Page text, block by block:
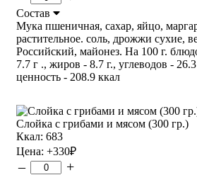
Состав
Мука пшеничная, сахар, яйцо,
растительное. соль, дрожжи сухие,
Российский, майонез. На 100 г.
7.7 г ., жиров - 8.7 г., углеводов -
ценность - 208.9 ккал
Слойка с грибами и мясом (300 гр.)
Ккал: 683
Цена: +330₽
– +